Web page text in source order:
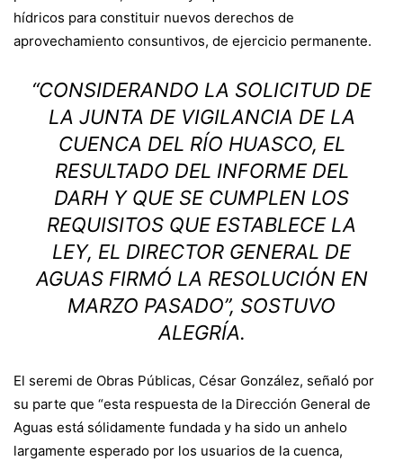
hídricos para constituir nuevos derechos de
aprovechamiento consuntivos, de ejercicio permanente.
“CONSIDERANDO LA SOLICITUD DE
LA JUNTA DE VIGILANCIA DE LA
CUENCA DEL RÍO HUASCO, EL
RESULTADO DEL INFORME DEL
DARH Y QUE SE CUMPLEN LOS
REQUISITOS QUE ESTABLECE LA
LEY, EL DIRECTOR GENERAL DE
AGUAS FIRMÓ LA RESOLUCIÓN EN
MARZO PASADO”, SOSTUVO
ALEGRÍA.
El seremi de Obras Públicas, César González, señaló por
su parte que “esta respuesta de la Dirección General de
Aguas está sólidamente fundada y ha sido un anhelo
largamente esperado por los usuarios de la cuenca,